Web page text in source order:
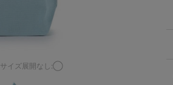
サイズ展開なし:◯